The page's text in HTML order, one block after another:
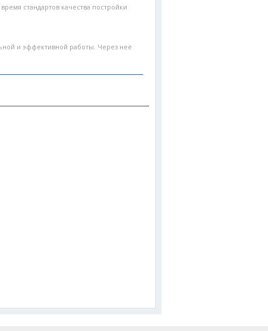
стандартов качества постройки
и эффективной работы. Через неё